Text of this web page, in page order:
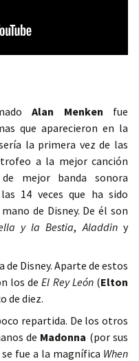
Alan Menken fue
que aparecieron en la
la primera vez de las
a la mejor canción
mejor banda sonora
14 veces que ha sido
de Disney. De él son
y la Bestia,Aladdiny
de Disney. Aparte de estos
los deEl Rey León(Elton
de diez.
repartida. De los otros
de Madonna (por sus
fue a la magnífica When